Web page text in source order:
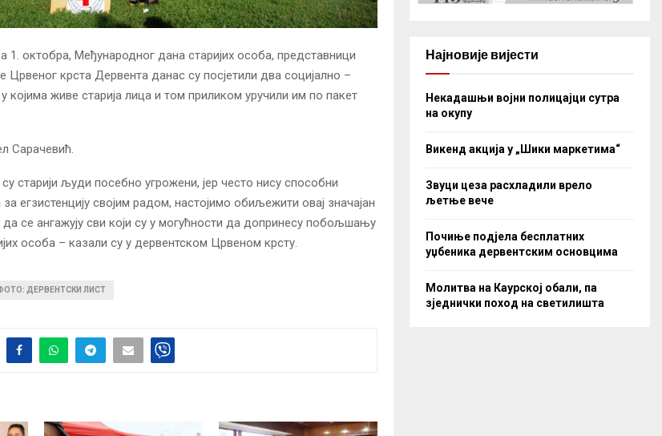
октобра, Међународног дана старијих особа, представници
Црвеног крста Дервента данас су посјетили два социјално –
којима живе старија лица и том приликом уручили им по пакет
Сарачевић.
старији људи посебно угрожени, јер често нису способни
егзистенцију својим радом, настојимо обиљежити овај значајан
да се ангажују сви који су у могућности да допринесу побољшању
особа – казали су у дервентском Црвеном крсту.
ДЕРВЕНТСКИ ЛИСТ
Најновије вијести
Некадашњи војни полицајци сутра
на окупу
Викенд акција у „Шики маркетима“
Звуци цеза расхладили врело
љетње вече
Почиње подјела бесплатних
уџбеника дервентским основцима
Молитва на Каурској обали, па
зједнички поход на светилишта